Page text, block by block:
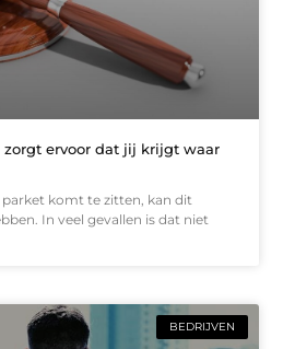
zorgt ervoor dat jij krijgt waar
parket komt te zitten, kan dit
In veel gevallen is dat niet
BEDRIJVEN